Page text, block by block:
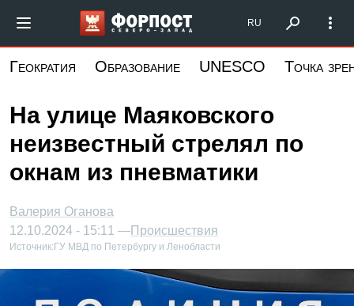
основному
Форпост Северо-Запад
RU
Геократия Образование UNESCO Точка
На улице Маяковского
неизвестный стрелял по
окнам из пневматики
Валерия Оганова
12.10.2024 - 15:11 —Происшествия
Источник: ГУ МВД по Петербургу и Ленобласти